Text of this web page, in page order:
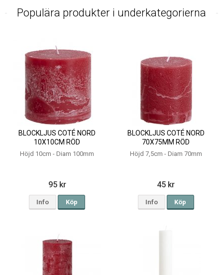
Populära produkter i underkategorierna
BLOCKLJUS COTÉ NORD
10X10CM RÖD
Höjd 10cm - Diam 100mm
95 kr
Info Köp
BLOCKLJUS COTÉ NORD
70X75MM RÖD
Höjd 7,5cm - Diam 70mm
45 kr
Info Köp